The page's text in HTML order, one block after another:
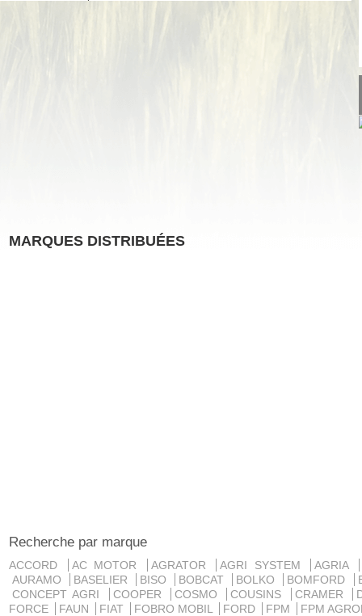
MARQUES DISTRIBUÉES
Recherche par marque
ACCORD AC MOTOR AGRATOR AGRI SYSTEM
AGRIA
AURAMO
BASELIER BISO BOBCAT BOLKO BOMFORD
CONCEPT AGRI
COOPER COSMO COUSINS CRAMER
FORCE
FAUN FIAT FOBRO MOBIL FORD FPM
FPM